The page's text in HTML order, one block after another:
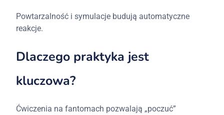
Powtarzalność i symulacje budują automatyczne
reakcje.
Dlaczego praktyka jest
kluczowa?
Ćwiczenia na fantomach pozwalają „poczuć”